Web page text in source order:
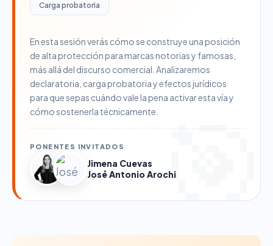
Carga probatoria
En esta sesión verás cómo se construye una posición
de alta protección para marcas notorias y famosas,
más allá del discurso comercial. Analizaremos
declaratoria, carga probatoria y efectos jurídicos
para que sepas cuándo vale la pena activar esta vía y
cómo sostenerla técnicamente.
PONENTES INVITADOS
Jimena Cuevas
José Antonio Arochi